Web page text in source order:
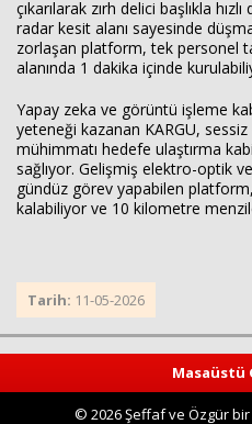
çıkarılarak zırh delici başlıkla
radar kesit alanı sayesinde
zorlaşan platform, tek personel
alanında 1 dakika içinde
Yapay zeka ve görüntü işleme
yeteneği kazanan KARGU, sessiz
mühimmatı hedefe ulaştırma
sağlıyor. Gelişmiş elektro-optik
gündüz görev yapabilen
kalabiliyor ve 10 kilometre
Tarih: 11-05-2026
Masaüstü
© 2026 Şeffaf ve Özgür bir